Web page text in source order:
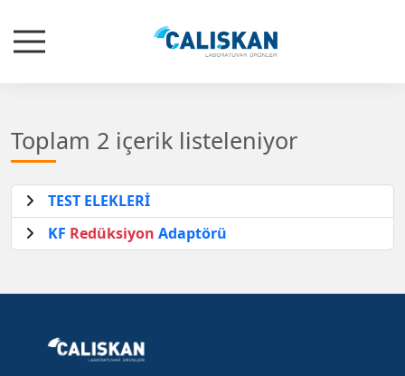
Toplam 2 içerik listeleniyor
TEST ELEKLERİ
KF Redüksiyon Adaptörü